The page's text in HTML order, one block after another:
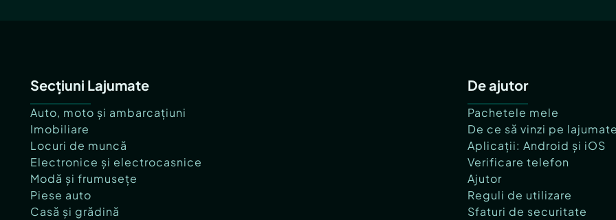
Secțiuni Lajumate
Auto, moto și ambarcațiuni
Imobiliare
Locuri de muncă
Electronice și electrocasnice
Modă și frumusețe
Piese auto
Casă și grădină
De ajutor
Pachetele mele
De ce să vinzi pe
Aplicații: Android și iOS
Verificare telefon
Ajutor
Reguli de utilizare
Sfaturi de securitate